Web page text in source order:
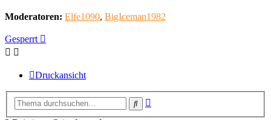
Moderatoren: Elfe1090, BigIceman1982
Gesperrt
Druckansicht
Suche